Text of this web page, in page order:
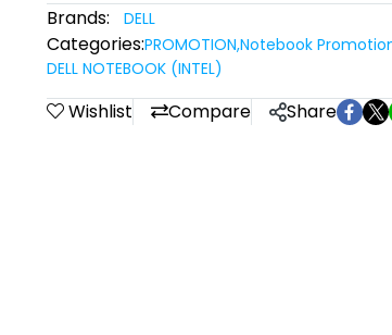
Brands:
DELL
Categories:PROMOTION,Notebook
DELL NOTEBOOK (INTEL)
Wishlist Compare Share